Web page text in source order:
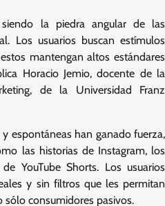
la piedra angular de las
Los usuarios buscan estímulos
mantengan altos estándares
Horacio Jemio, docente de la
de la Universidad Franz
espontáneas han ganado fuerza,
las historias de Instagram, los
YouTube Shorts. Los usuarios
y sin filtros que les permitan
consumidores pasivos.